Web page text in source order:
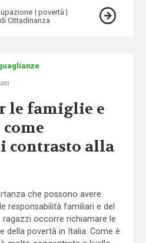
povertà
Cittadinanza
le famiglie e
contrasto alla
che possono avere
responsabilità familiari e del
ragazzi occorre richiamare le
della povertà in Italia. Come è